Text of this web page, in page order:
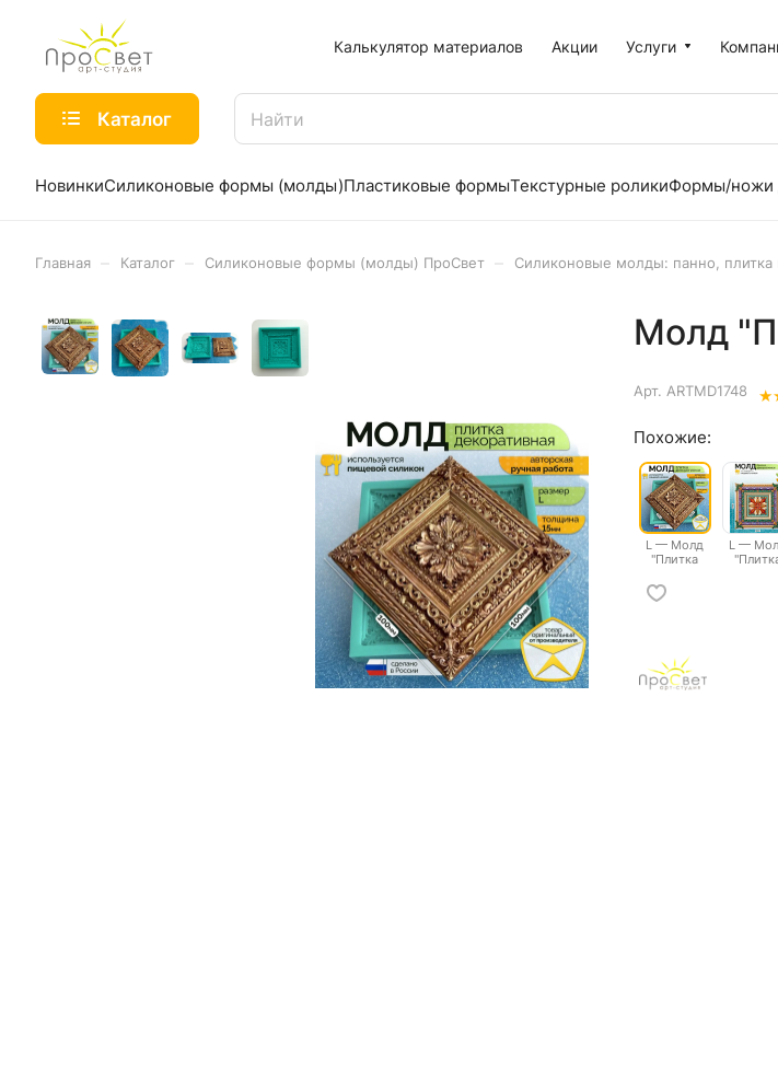
Калькулятор материалов Акции Услуги
Каталог
НовинкиСиликоновые формы (молды)Пластиковые формыТекстурные роликиФормы/ножи
Главная Каталог Силиконовые формы (молды) ПроСвет Силиконовые молды: панно, плитка
Молд
Арт. ARTMD1748 ★
Похожие:
L — Молд
"Плитка
L —